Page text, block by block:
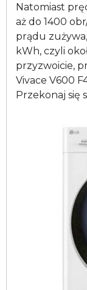
Natomiast
aż do 1400
prądu
kWh, czyli
przyzwoicie,
Vivace V600
Przekonaj się